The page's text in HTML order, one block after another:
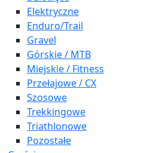
Elektryczne
Enduro/Trail
Gravel
Górskie / MTB
Miejskie / Fitness
Przełajowe / CX
Szosowe
Trekkingowe
Triathlonowe
Pozostałe